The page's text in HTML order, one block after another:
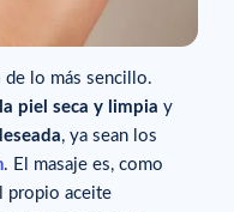
de lo más sencillo.
piel seca y limpia y
, ya sean los
. El masaje es, como
propio aceite